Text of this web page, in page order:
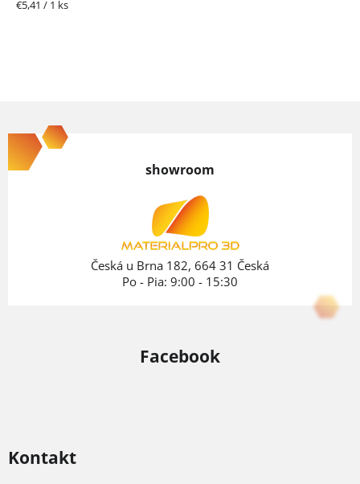
Jednotková
€5,41 / 1 ks
á
p
Kontakt
showroom
Česká u Brna 182, 664 31 Česká
Po - Pia: 9:00 - 15:30
Facebook